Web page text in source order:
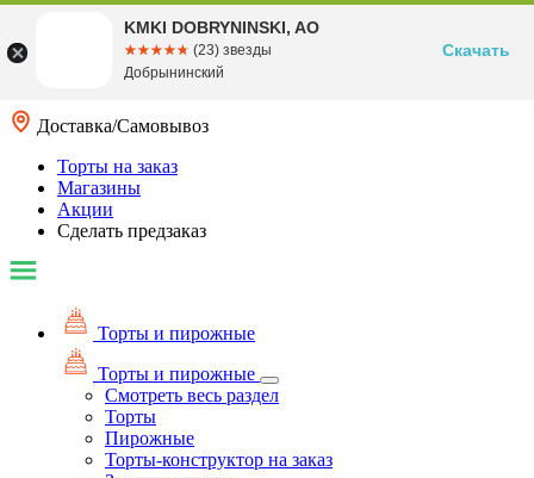
Доставка/Самовывоз
Торты на заказ
Магазины
Акции
Сделать предзаказ
Торты и пирожные
Торты и пирожные
Смотреть весь раздел
Торты
Пирожные
Торты-конструктор на заказ
KMKI DOBRYNINSKI, AO
☆☆☆☆☆
★★★★★ (23) звезды
Добрынинский
Скачать